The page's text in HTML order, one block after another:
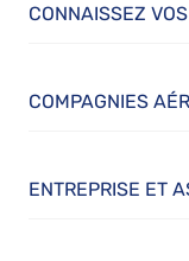
CONNAISSEZ
COMPAGNIES
ENTREPRISE ET